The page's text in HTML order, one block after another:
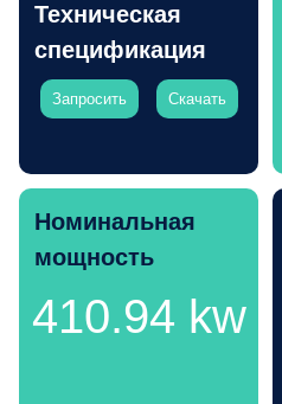
Техническая
спецификация
Запросить Скачать
Номинальная
мощность
410.94 kw